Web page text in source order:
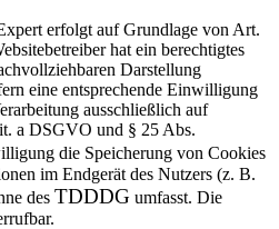
erfolgt auf Grundlage von Art.
hat ein berechtigtes
Darstellung
eine entsprechende Einwilligung
ausschließlich auf
a DSGVO und § 25 Abs.
die Speicherung von Cookies
im Endgerät des Nutzers (z. B.
des TDDDG umfasst. Die